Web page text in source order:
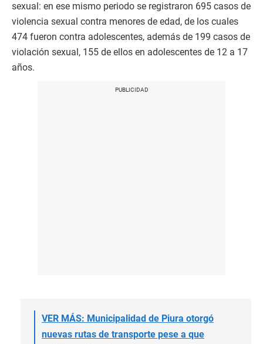
sexual: en ese mismo periodo se registraron 695 casos de
violencia sexual contra menores de edad, de los cuales
474 fueron contra adolescentes, además de 199 casos de
violación sexual, 155 de ellos en adolescentes de 12 a 17
años.
VER MÁS: Municipalidad de Piura otorgó
nuevas rutas de transporte pese a que